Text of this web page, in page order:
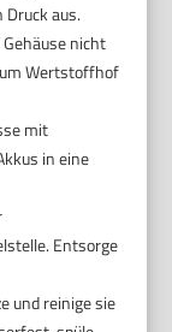
aus.
nicht
Wertstoffhof
mit
in eine
Entsorge
und reinige sie